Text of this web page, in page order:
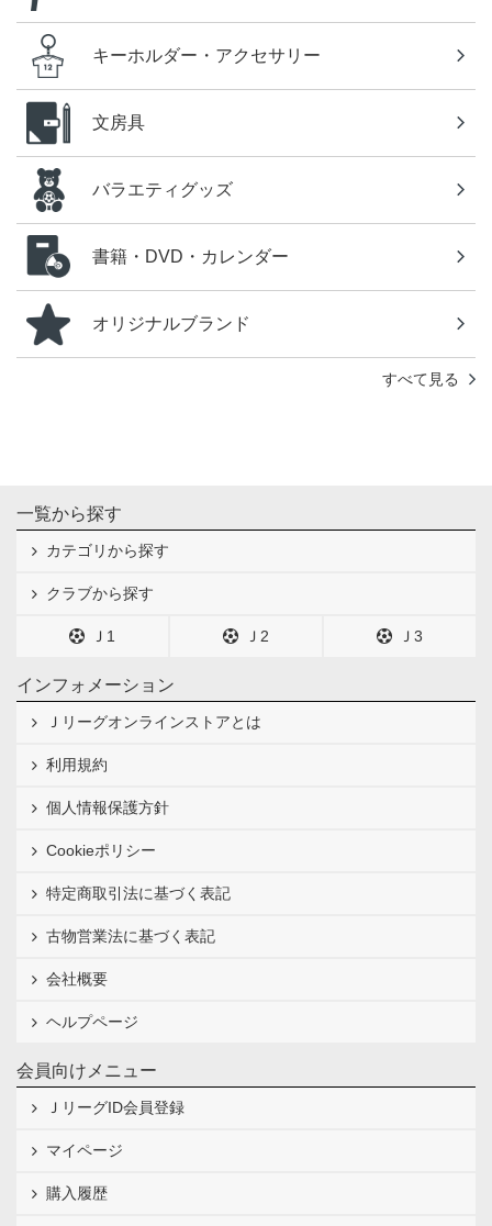
キーホルダー・アクセサリー
文房具
バラエティグッズ
書籍・DVD・カレンダー
オリジナルブランド
すべて見る
一覧から探す
カテゴリから探す
クラブから探す
Ｊ1 Ｊ2 Ｊ3
インフォメーション
Ｊリーグオンラインストアとは
利用規約
個人情報保護方針
Cookieポリシー
特定商取引法に基づく表記
古物営業法に基づく表記
会社概要
ヘルプページ
会員向けメニュー
ＪリーグID会員登録
マイページ
購入履歴